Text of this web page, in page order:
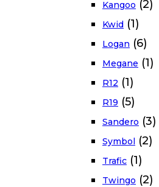
Kangoo (2)
Kwid (1)
Logan (6)
Megane (1)
R12 (1)
R19 (5)
Sandero (3)
Symbol (2)
Trafic (1)
Twingo (2)